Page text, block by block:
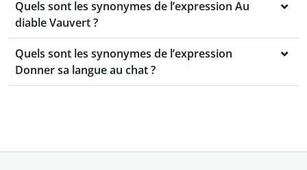
Quels sont les synonymes de l’expression Au
diable Vauvert ?
Quels sont les synonymes de l’expression
Donner sa langue au chat ?